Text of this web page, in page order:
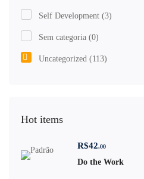
Self Development (3)
Sem categoria (0)
Uncategorized (113)
Hot items
R$42,00
Do the Work